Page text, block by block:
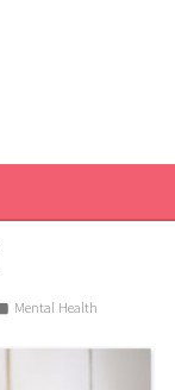
Posted
Mental Health